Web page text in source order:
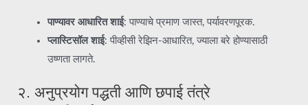
पाण्यावर आधारित शाई: पाण्याचे प्रमाण जास्त, पर्यावरणपूरक.
प्लास्टिसॉल शाई: पीव्हीसी रेझिन-आधारित, ज्याला बरे होण्यासाठी
उष्णता लागते.
२. अनुप्रयोग पद्धती आणि छपाई तंत्रे